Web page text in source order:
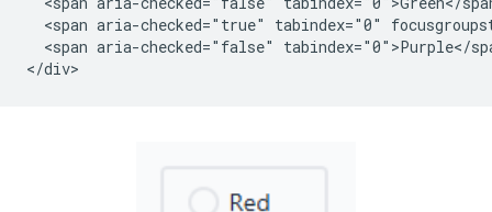
<span aria-checked="true" tabindex="0"
<span aria-checked="false" tabindex="0">Purple</